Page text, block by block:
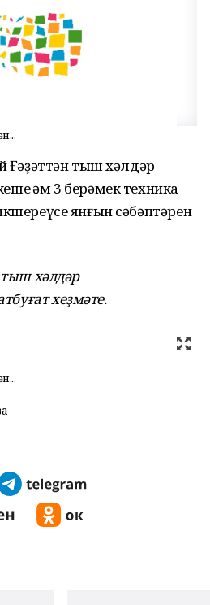
Ғәҙәттән тыш хәлдәр
һәм 3 берәмек техника
янғын сәбәптәрен
тыш хәлдәр
хеҙмәте.